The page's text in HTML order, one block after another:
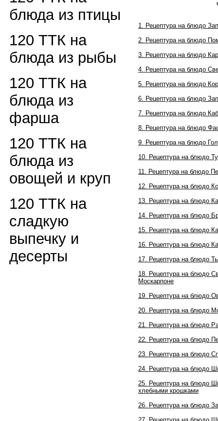
блюда из птицы
120 ТТК на
блюда из рыбы
120 ТТК на
блюда из
фарша
120 ТТК на
блюда из
овощей и круп
120 ТТК на
сладкую
выпечку и
десерты
1. Рецептура на блюдо
2. Рецептура на блюдо
3. Рецептура на блюдо
4. Рецептура на блюдо
5. Рецептура на блюдо
6. Рецептура на блюдо
7. Рецептура на блюдо
8. Рецептура на блюдо
9. Рецептура на блюдо
10. Рецептура на блюдо
11. Рецептура на блюдо
12. Рецептура на блюдо
13. Рецептура на блюдо
14. Рецептура на блюдо
15. Рецептура на блюдо
16. Рецептура на блюдо
17. Рецептура на блюдо
18. Рецептура на блюдо
Москарпоне
19. Рецептура на блюдо
20. Рецептура на блюдо
21. Рецептура на блюдо
22. Рецептура на блюдо
23. Рецептура на блюдо
24. Рецептура на блюдо
25. Рецептура на блюдо
хлебными крошками
26. Рецептура на блюдо